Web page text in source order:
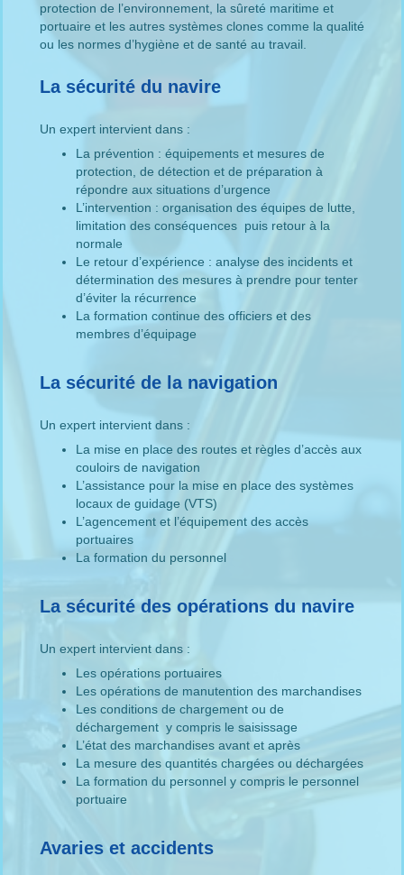
protection de l’environnement, la sûreté maritime et
portuaire et les autres systèmes clones comme la qualité
ou les normes d’hygiène et de santé au travail.
La sécurité du navire
Un expert intervient dans :
La prévention : équipements et mesures de
protection, de détection et de préparation à
répondre aux situations d’urgence
L’intervention : organisation des équipes de lutte,
limitation des conséquences puis retour à la
normale
Le retour d’expérience : analyse des incidents et
détermination des mesures à prendre pour tenter
d’éviter la récurrence
La formation continue des officiers et des
membres d’équipage
La sécurité de la navigation
Un expert intervient dans :
La mise en place des routes et règles d’accès aux
couloirs de navigation
L’assistance pour la mise en place des systèmes
locaux de guidage (VTS)
L’agencement et l’équipement des accès
portuaires
La formation du personnel
La sécurité des opérations du navire
Un expert intervient dans :
Les opérations portuaires
Les opérations de manutention des marchandises
Les conditions de chargement ou de
déchargement y compris le saisissage
L’état des marchandises avant et après
La mesure des quantités chargées ou déchargées
La formation du personnel y compris le personnel
portuaire
Avaries et accidents